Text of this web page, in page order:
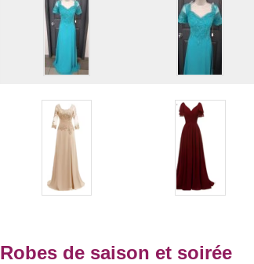
Robes de saison et soirée